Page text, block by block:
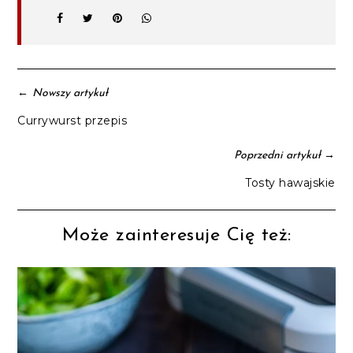
← Nowszy artykuł
Currywurst przepis
Poprzedni artykuł→
Tosty hawajskie
Może zainteresuje Cię też: